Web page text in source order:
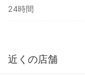
24時間
近くの店舗